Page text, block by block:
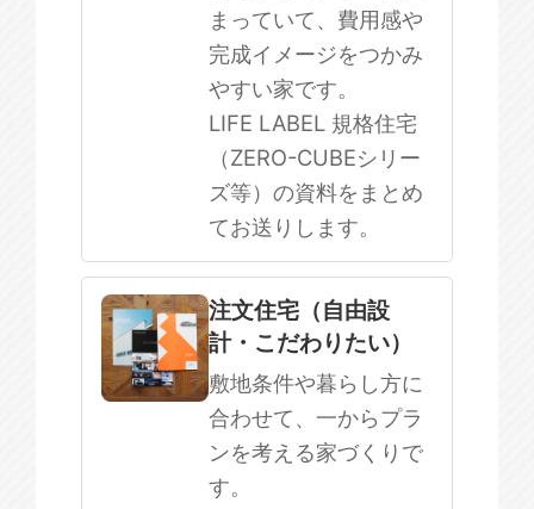
まっていて、費用感や
完成イメージをつかみ
やすい家です。
LIFE LABEL 規格住宅
（ZERO-CUBEシリー
ズ等）の資料をまとめ
てお送りします。
注文住宅（自由設
計・こだわりたい）
敷地条件や暮らし方に
合わせて、一からプラ
ンを考える家づくりで
す。